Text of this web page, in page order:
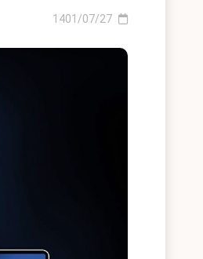
1401/07/27